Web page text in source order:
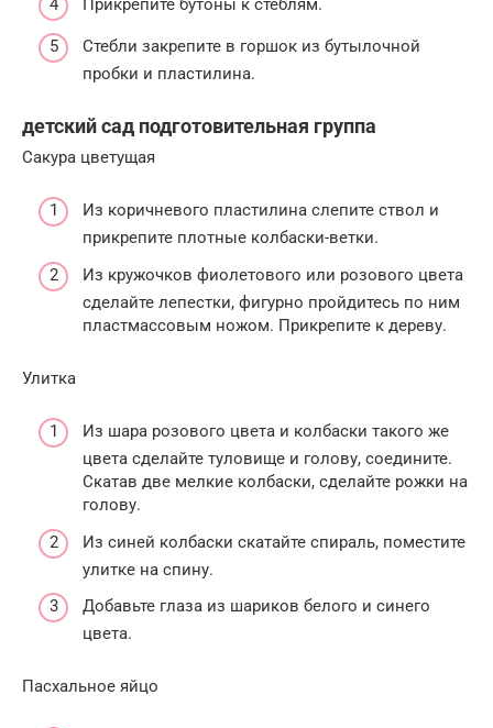
Прикрепите бутоны к стеблям.
Стебли закрепите в горшок из бутылочной
пробки и пластилина.
детский сад подготовительная группа
Сакура цветущая
Из коричневого пластилина слепите ствол и
прикрепите плотные колбаски-ветки.
Из кружочков фиолетового или розового цвета
сделайте лепестки, фигурно пройдитесь по ним
пластмассовым ножом. Прикрепите к дереву.
Улитка
Из шара розового цвета и колбаски такого же
цвета сделайте туловище и голову, соедините.
Скатав две мелкие колбаски, сделайте рожки на
голову.
Из синей колбаски скатайте спираль, поместите
улитке на спину.
Добавьте глаза из шариков белого и синего
цвета.
Пасхальное яйцо